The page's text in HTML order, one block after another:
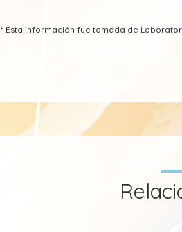
* Esta información fue tomada de